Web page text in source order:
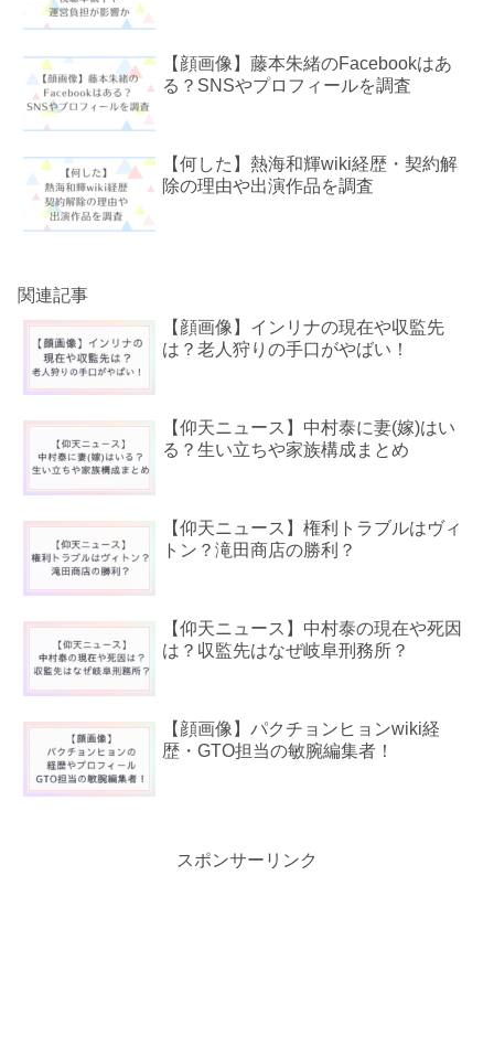
【顔画像】藤本朱緒のFacebookはあ
る？SNSやプロフィールを調査
【何した】熱海和輝wiki経歴・契約解
除の理由や出演作品を調査
関連記事
【顔画像】インリナの現在や収監先
は？老人狩りの手口がやばい！
【仰天ニュース】中村泰に妻(嫁)はい
る？生い立ちや家族構成まとめ
【仰天ニュース】権利トラブルはヴィ
トン？滝田商店の勝利？
【仰天ニュース】中村泰の現在や死因
は？収監先はなぜ岐阜刑務所？
【顔画像】パクチョンヒョンwiki経
歴・GTO担当の敏腕編集者！
スポンサーリンク